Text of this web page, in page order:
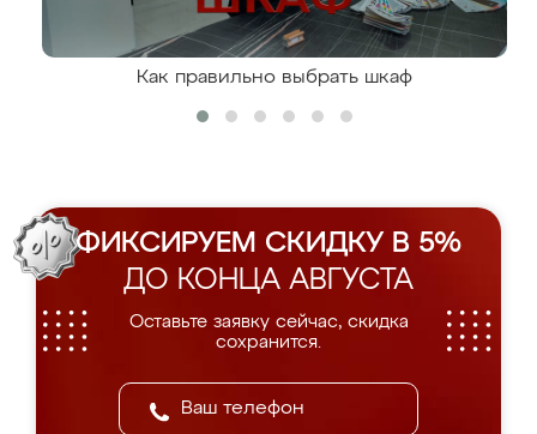
Как правильно выбрать шкаф
ФИКСИРУЕМ СКИДКУ В 5%
ДО КОНЦА АВГУСТА
Оставьте заявку сейчас, скидка
сохранится.